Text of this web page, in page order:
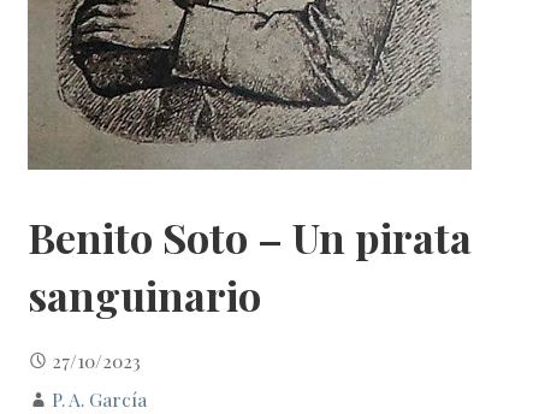
Benito Soto – Un pirata
sanguinario
27/10/2023
P. A. García